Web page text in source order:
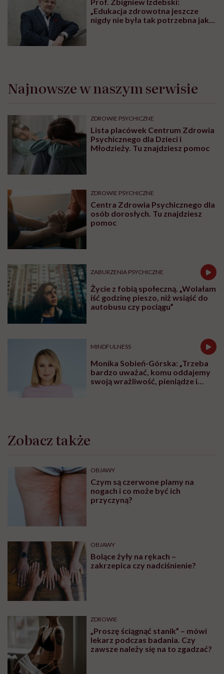
„Edukacja zdrowotna jeszcze
nigdy nie była tak potrzebna jak
Najnowsze w naszym serwisie
ZDROWIE PSYCHICZNE
Lista placówek Centrum Zdrowia
Psychicznego dla Dzieci i
Młodzieży. Tu znajdziesz pomoc
ZDROWIE PSYCHICZNE
Centra Zdrowia Psychicznego dla
osób dorosłych. Tu znajdziesz
pomoc
ZABURZENIA PSYCHICZNE
Życie z fobią społeczną. „Wolałam
iść godzinę pieszo, niż wsiąść do
autobusu czy pociągu”
MINDFULNESS
Monika Sobień-Górska: „Trzeba
bardzo uważać, komu oddajemy
swoją wrażliwość, pieniądze i
Zobacz także
OBJAWY
Czym są czerwone plamy na
nogach i co może być ich
przyczyną?
OBJAWY
Bolące żyły na rękach –
zakrzepica czy nadciśnienie?
ZDROWIE
„Proszę ściągnąć stanik” – mówi
lekarz podczas badania. Czy
zawsze należy się na to zgadzać?